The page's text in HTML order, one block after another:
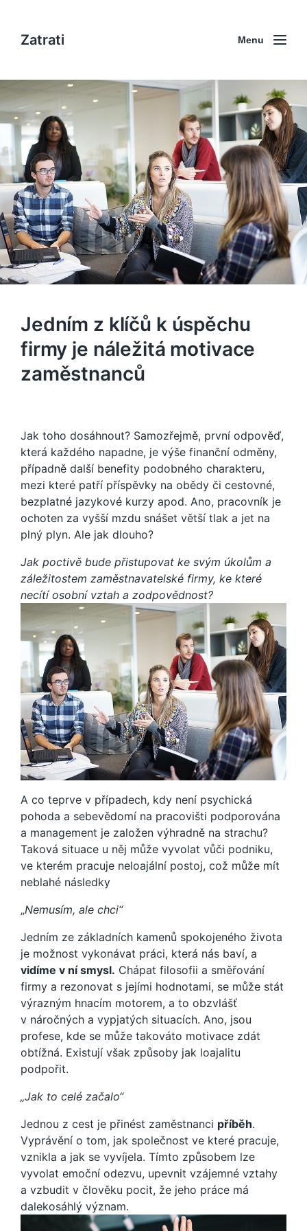
Zatrati Menu
Jedním z klíčů k úspěchu
firmy je náležitá motivace
zaměstnanců
Jak toho dosáhnout? Samozřejmě, první odpověď,
která každého napadne, je výše finanční odměny,
případně další benefity podobného charakteru,
mezi které patří příspěvky na obědy či cestovné,
bezplatné jazykové kurzy apod. Ano, pracovník je
ochoten za vyšší mzdu snášet větší tlak a jet na
plný plyn. Ale jak dlouho?
Jak poctivě bude přistupovat ke svým úkolům a
záležitostem zaměstnavatelské firmy, ke které
necítí osobní vztah a zodpovědnost?
A co teprve v případech, kdy není psychická
pohoda a sebevědomí na pracovišti podporována
a management je založen výhradně na strachu?
Taková situace u něj může vyvolat vůči podniku,
ve kterém pracuje neloajální postoj, což může mít
neblahé následky
„Nemusím, ale chci“
Jedním ze základních kamenů spokojeného života
je možnost vykonávat práci, která nás baví, a
vidíme v ní smysl. Chápat filosofii a směřování
firmy a rezonovat s jejími hodnotami, se může stát
výrazným hnacím motorem, a to obzvlášť
v náročných a vypjatých situacích. Ano, jsou
profese, kde se může takováto motivace zdát
obtížná. Existují však způsoby jak loajalitu
podpořit.
„Jak to celé začalo“
Jednou z cest je přinést zaměstnanci příběh.
Vyprávění o tom, jak společnost ve které pracuje,
vznikla a jak se vyvíjela. Tímto způsobem lze
vyvolat emoční odezvu, upevnit vzájemné vztahy
a vzbudit v člověku pocit, že jeho práce má
dalekosáhlý význam.